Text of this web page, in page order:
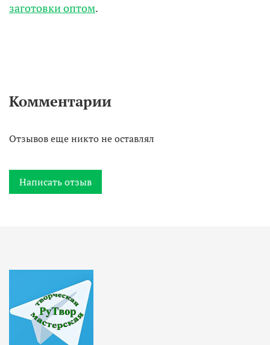
заготовки оптом.
Комментарии
Отзывов еще никто не оставлял
Написать отзыв